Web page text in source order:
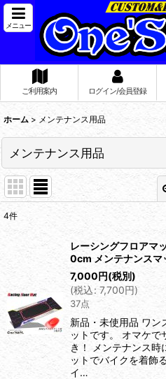
メニュー
ご利用案内 ログイン/会員登録
ホーム > メンテナンス用品
メンテナンス用品
在庫あり
並び順
絞り
4件
レーシングフロアマ
0cm メンテナンスマ
7,000円(税別)
(税込: 7,700円)
37点
新品・未使用品 ワン
ットです。 オマケで
き！ メンテナンス時
ットでバイクを着飾
イ…